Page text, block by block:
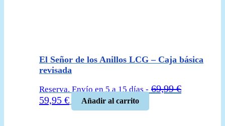
El Señor de los Anillos LCG – Caja básica
revisada
Reserva. Envío en 5 a 15 días - 69,99€
El
59,95 €El
precio
Añadir al carrito